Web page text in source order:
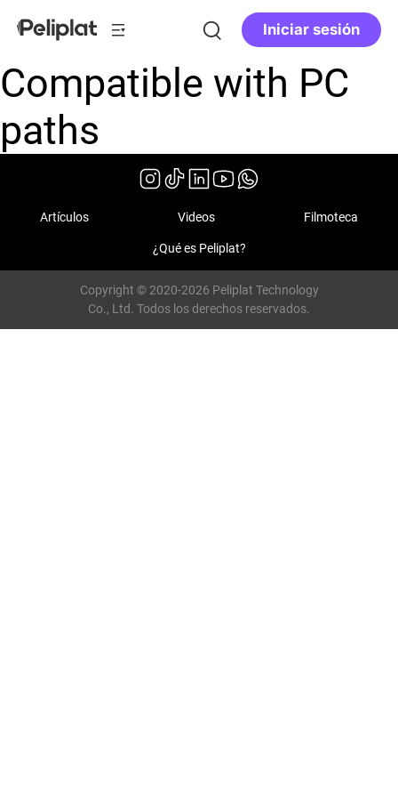
Iniciar sesión
Compatible with PC
paths
Artículos Videos Filmoteca
¿Qué es Peliplat?
Copyright © 2020-2026 Peliplat Technology
Co., Ltd. Todos los derechos reservados.